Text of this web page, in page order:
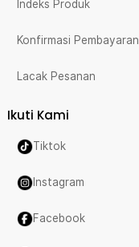
Indeks Produk
Konfirmasi Pembayaran
Lacak Pesanan
Ikuti Kami
Tiktok
Instagram
Facebook